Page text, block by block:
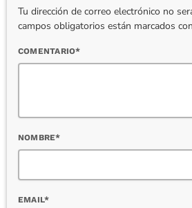
Tu dirección de correo electrónico no
campos obligatorios están marcados
COMENTARIO*
NOMBRE*
EMAIL*